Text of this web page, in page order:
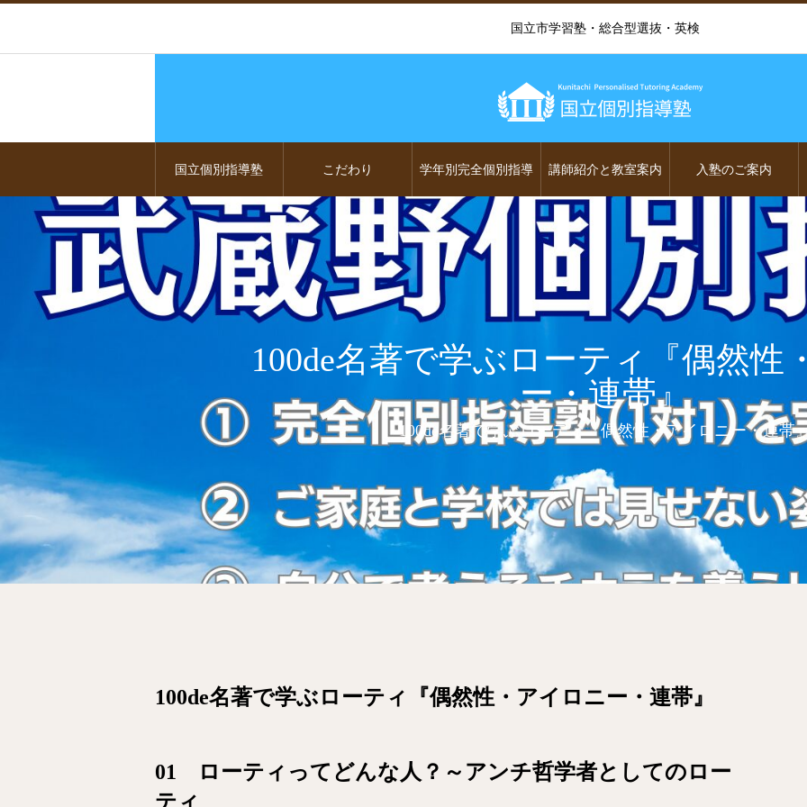
国立市学習塾・総合型選抜・英検
国立個別指導塾 こだわり 学年別完全個別指導 講師紹介と教室案内 入塾のご案内
100de名著で学ぶローティ『偶然性
ー・連帯』
100de名著で学ぶローティ『偶然性・アイロニー・連帯
100de名著で学ぶローティ『偶然性・アイロニー・連帯』
01 ローティってどんな人？～アンチ哲学者としてのロー
ティ